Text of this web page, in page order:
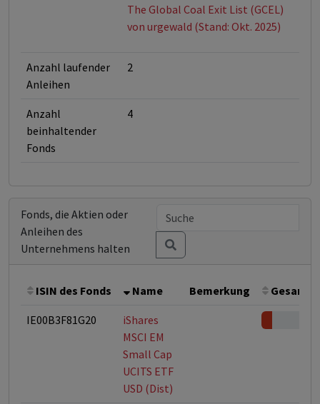
The Global Coal Exit List (GCEL)
von urgewald (Stand: Okt. 2025)
Anzahl laufender
Anleihen
2
Anzahl
beinhaltender
Fonds
4
Fonds, die Aktien oder
Anleihen des
Unternehmens halten
ISIN des Fonds Name Bemerkung
IE00B3F81G20
iShares
MSCI EM
Small Cap
UCITS ETF
USD (Dist)